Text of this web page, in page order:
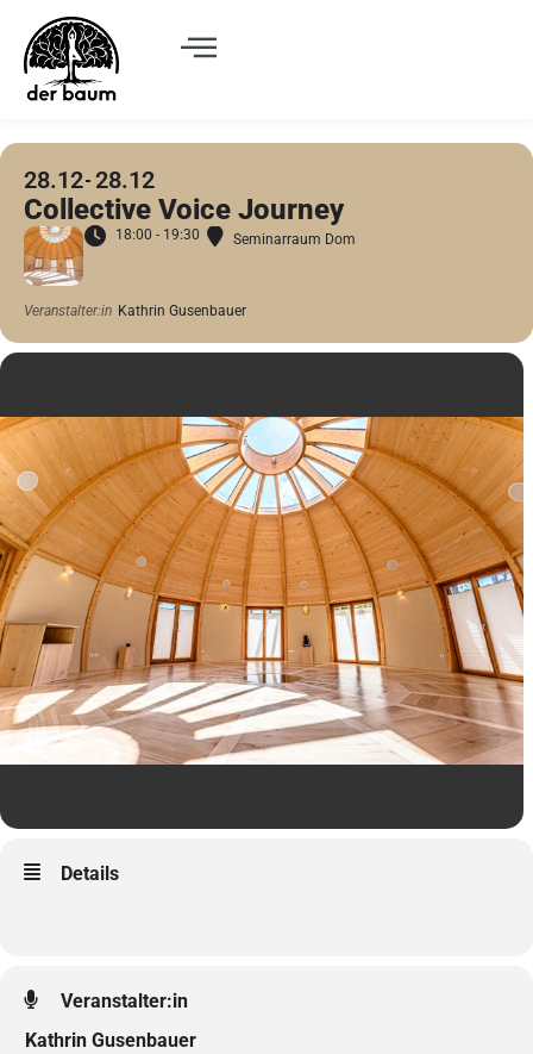
28.12 28.12
Collective Voice Journey
18:00 - 19:30 Seminarraum Dom
Veranstalter:in Kathrin Gusenbauer
Details
Veranstalter:in
Kathrin Gusenbauer